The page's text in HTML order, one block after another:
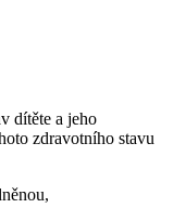
dítěte a jeho
zdravotního stavu